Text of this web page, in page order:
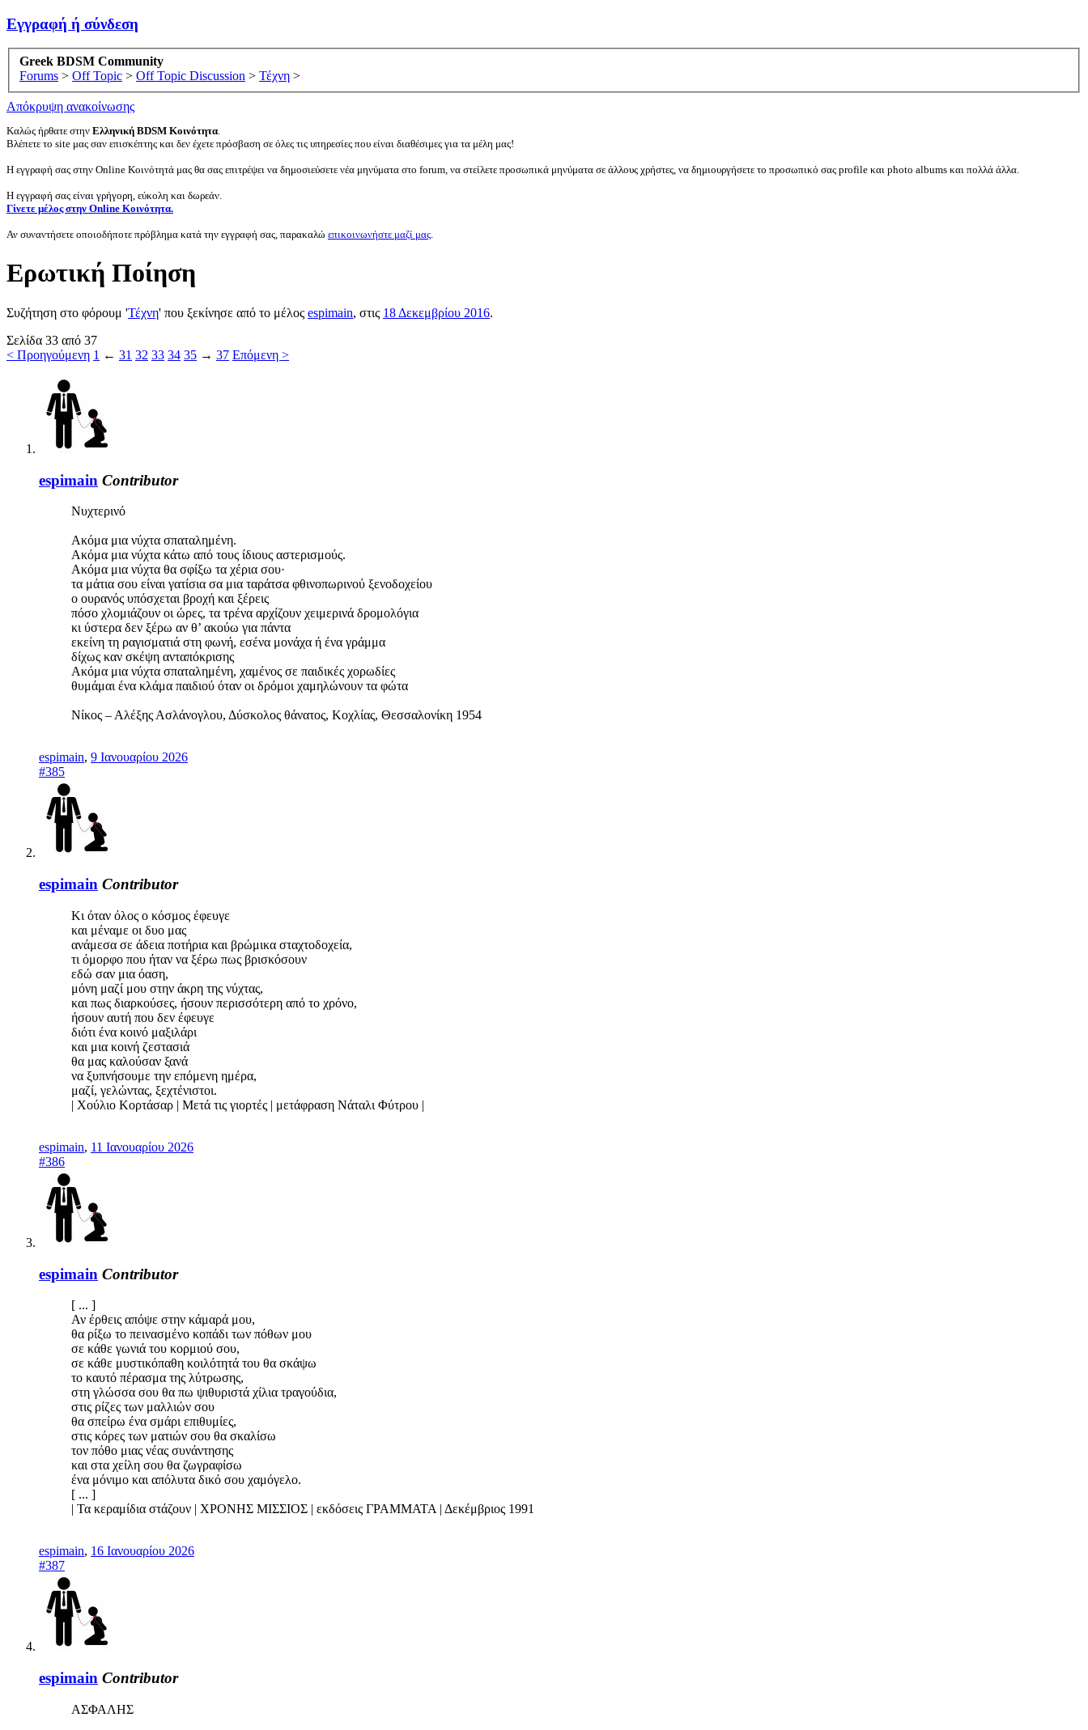
Εγγραφή ή σύνδεση
Greek BDSM Community
Forums > Off Topic > Off Topic Discussion > Τέχνη >
Απόκρυψη ανακοίνωσης
Καλώς ήρθατε στην Ελληνική BDSM Κοινότητα.
Βλέπετε το site μας σαν επισκέπτης και δεν έχετε πρόσβαση σε όλες τις υπηρεσίες που είναι διαθέσιμες για τα μέλη μας!
Η εγγραφή σας στην Online Κοινότητά μας θα σας επιτρέψει να δημοσιεύσετε νέα μηνύματα στο forum, να στείλετε προσωπικά μηνύματα σε άλλους χρήστες, να δημιουργήσετε το προσωπικό σας profile και photo albums και πολλά άλλα.
Η εγγραφή σας είναι γρήγορη, εύκολη και δωρεάν.
Γίνετε μέλος στην Online Κοινότητα.
Αν συναντήσετε οποιοδήποτε πρόβλημα κατά την εγγραφή σας, παρακαλώ επικοινωνήστε μαζί μας.
Ερωτική Ποίηση
Συζήτηση στο φόρουμ 'Τέχνη' που ξεκίνησε από το μέλος espimain, στις 18 Δεκεμβρίου 2016.
Σελίδα 33 από 37
< Προηγούμενη 1 ← 31 32 33 34 35 → 37 Επόμενη >
espimain Contributor
Νυχτερινό
Ακόμα μια νύχτα σπαταλημένη.
Ακόμα μια νύχτα κάτω από τους ίδιους αστερισμούς.
Ακόμα μια νύχτα θα σφίξω τα χέρια σου·
τα μάτια σου είναι γατίσια σα μια ταράτσα φθινοπωρινού ξενοδοχείου
ο ουρανός υπόσχεται βροχή και ξέρεις
πόσο χλομιάζουν οι ώρες, τα τρένα αρχίζουν χειμερινά δρομολόγια
κι ύστερα δεν ξέρω αν θ’ ακούω για πάντα
εκείνη τη ραγισματιά στη φωνή, εσένα μονάχα ή ένα γράμμα
δίχως καν σκέψη ανταπόκρισης
Ακόμα μια νύχτα σπαταλημένη, χαμένος σε παιδικές χορωδίες
θυμάμαι ένα κλάμα παιδιού όταν οι δρόμοι χαμηλώνουν τα φώτα
Nίκος – Αλέξης Ασλάνογλου, Δύσκολος θάνατος, Κοχλίας, Θεσσαλονίκη 1954
espimain, 9 Ιανουαρίου 2026
#385
espimain Contributor
Κι όταν όλος ο κόσμος έφευγε
και μέναμε οι δυο μας
ανάμεσα σε άδεια ποτήρια και βρώμικα σταχτοδοχεία,
τι όμορφο που ήταν να ξέρω πως βρισκόσουν
εδώ σαν μια όαση,
μόνη μαζί μου στην άκρη της νύχτας,
και πως διαρκούσες, ήσουν περισσότερη από το χρόνο,
ήσουν αυτή που δεν έφευγε
διότι ένα κοινό μαξιλάρι
και μια κοινή ζεστασιά
θα μας καλούσαν ξανά
να ξυπνήσουμε την επόμενη ημέρα,
μαζί, γελώντας, ξεχτένιστοι.
| Χούλιο Κορτάσαρ | Μετά τις γιορτές | μετάφραση Νάταλι Φύτρου |
espimain, 11 Ιανουαρίου 2026
#386
espimain Contributor
[ ... ]
Αν έρθεις απόψε στην κάμαρά μου,
θα ρίξω το πεινασμένο κοπάδι των πόθων μου
σε κάθε γωνιά του κορμιού σου,
σε κάθε μυστικόπαθη κοιλότητά του θα σκάψω
το καυτό πέρασμα της λύτρωσης,
στη γλώσσα σου θα πω ψιθυριστά χίλια τραγούδια,
στις ρίζες των μαλλιών σου
θα σπείρω ένα σμάρι επιθυμίες,
στις κόρες των ματιών σου θα σκαλίσω
τον πόθο μιας νέας συνάντησης
και στα χείλη σου θα ζωγραφίσω
ένα μόνιμο και απόλυτα δικό σου χαμόγελο.
[ ... ]
| Τα κεραμίδια στάζουν | ΧΡΟΝΗΣ ΜΙΣΣΙΟΣ | εκδόσεις ΓΡΑΜΜΑΤΑ | Δεκέμβριος 1991
espimain, 16 Ιανουαρίου 2026
#387
espimain Contributor
ΑΣΦΑΛΗΣ